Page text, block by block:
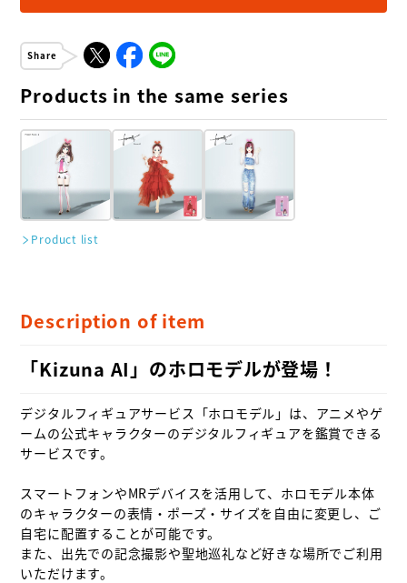
Share
Products in the same series
Product list
Description of item
「Kizuna AI」のホロモデルが登場！
デジタルフィギュアサービス「ホロモデル」は、アニメやゲ
ームの公式キャラクターのデジタルフィギュアを鑑賞できる
サービスです。
スマートフォンやMRデバイスを活用して、ホロモデル本体
のキャラクターの表情・ポーズ・サイズを自由に変更し、ご
自宅に配置することが可能です。
また、出先での記念撮影や聖地巡礼など好きな場所でご利用
いただけます。